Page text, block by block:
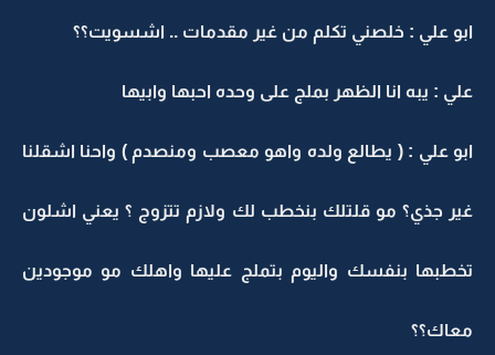
ابو علي : خلصني تكلم من غير مقدمات .. اشسويت؟؟
علي : يبه انا الظهر بملج على وحده احبها وابيها
ابو علي : ( يطالع ولده واهو معصب ومنصدم ) واحنا اشقلنا
غير جذي؟ مو قلتلك بنخطب لك ولازم تتزوج ؟ يعني اشلون
تخطبها بنفسك واليوم بتملج عليها واهلك مو موجودين
معاك؟؟